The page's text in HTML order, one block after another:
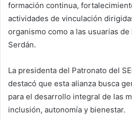
formación continua,
actividades de vinculación
organismo como a las usuarias de
Serdán.
La presidenta del Patronato del
destacó que esta alianza busca
para el desarrollo integral de las
inclusión, autonomía y bienestar.